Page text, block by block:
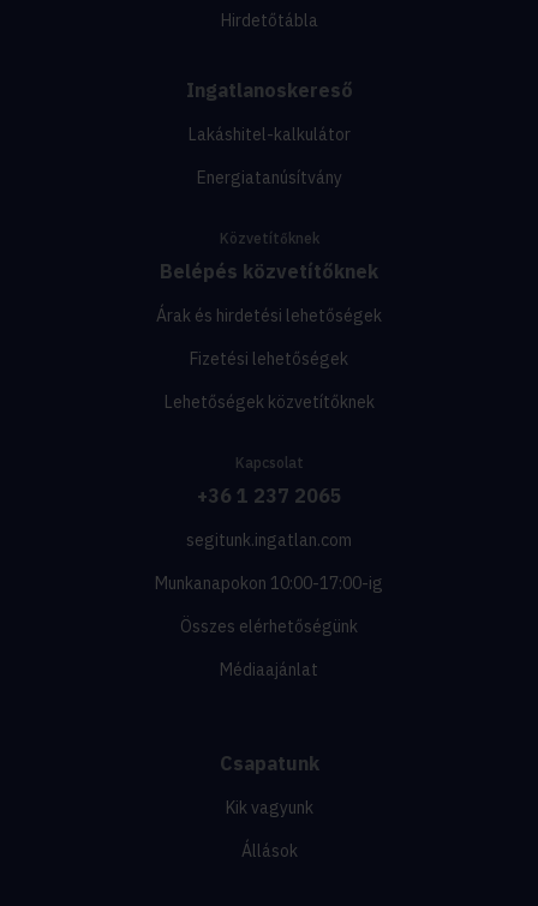
Hirdetőtábla
Ingatlanoskereső
Lakáshitel-kalkulátor
Energiatanúsítvány
Közvetítőknek
Belépés közvetítőknek
Árak és hirdetési lehetőségek
Fizetési lehetőségek
Lehetőségek közvetítőknek
Kapcsolat
+36 1 237 2065
segitunk.ingatlan.com
Munkanapokon 10:00-17:00-ig
Összes elérhetőségünk
Médiaajánlat
Csapatunk
Kik vagyunk
Állások